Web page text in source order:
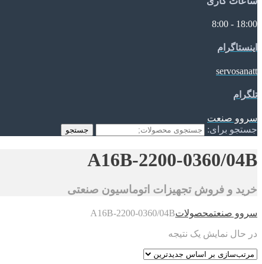
18:00 - 8:00
اینستاگرام
servosanatt
تلگرام
سروو صنعت
جستجو برای:
جستجو
A16B-2200-0360/04B
خرید و فروش تجهیزات اتوماسیون صنعتی
سروو صنعتمحصولاتA16B-2200-0360/04B
در حال نمایش یک نتیجه